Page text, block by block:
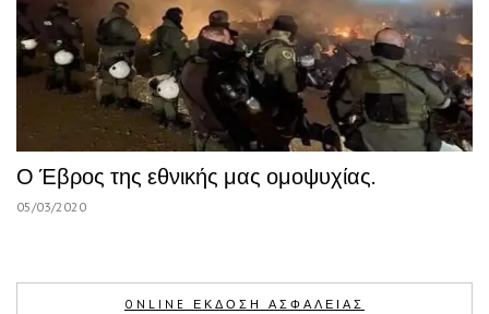
Ο Έβρος της εθνικής μας ομοψυχίας.
05/03/2020
ONLINE ΕΚΔΟΣΗ ΑΣΦΑΛΕΙΑΣ